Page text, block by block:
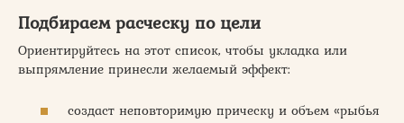
Подбираем расческу по цели
Ориентируйтесь на этот список, чтобы укладка или
выпрямление принесли желаемый эффект:
создаст неповторимую прическу и объем «рыбья